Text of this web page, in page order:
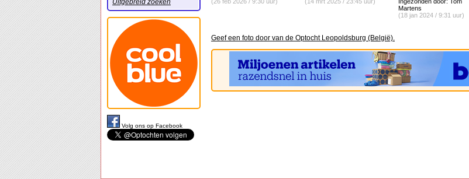
Martens
(18 jan 2024 / 9:31 uur)
Geef een foto door van de Optocht Leopoldsburg (België).
Uitgebreid zoeken
Volg ons op Facebook